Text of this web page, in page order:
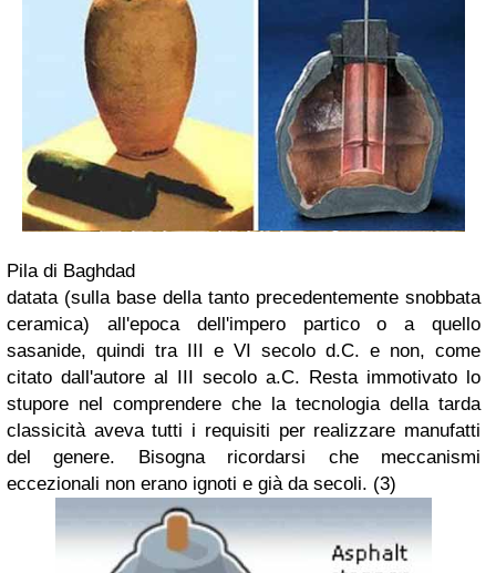
Pila di Baghdad
datata (sulla base della tanto precedentemente snobbata
ceramica) all'epoca dell'impero partico o a quello
sasanide, quindi tra III e VI secolo d.C. e non, come
citato dall'autore al III secolo a.C. Resta immotivato lo
stupore nel comprendere che la tecnologia della tarda
classicità aveva tutti i requisiti per realizzare manufatti
del genere. Bisogna ricordarsi che meccanismi
eccezionali non erano ignoti e già da secoli. (3)